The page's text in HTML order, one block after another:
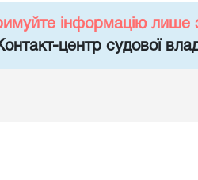
інформацію лише
центр судової